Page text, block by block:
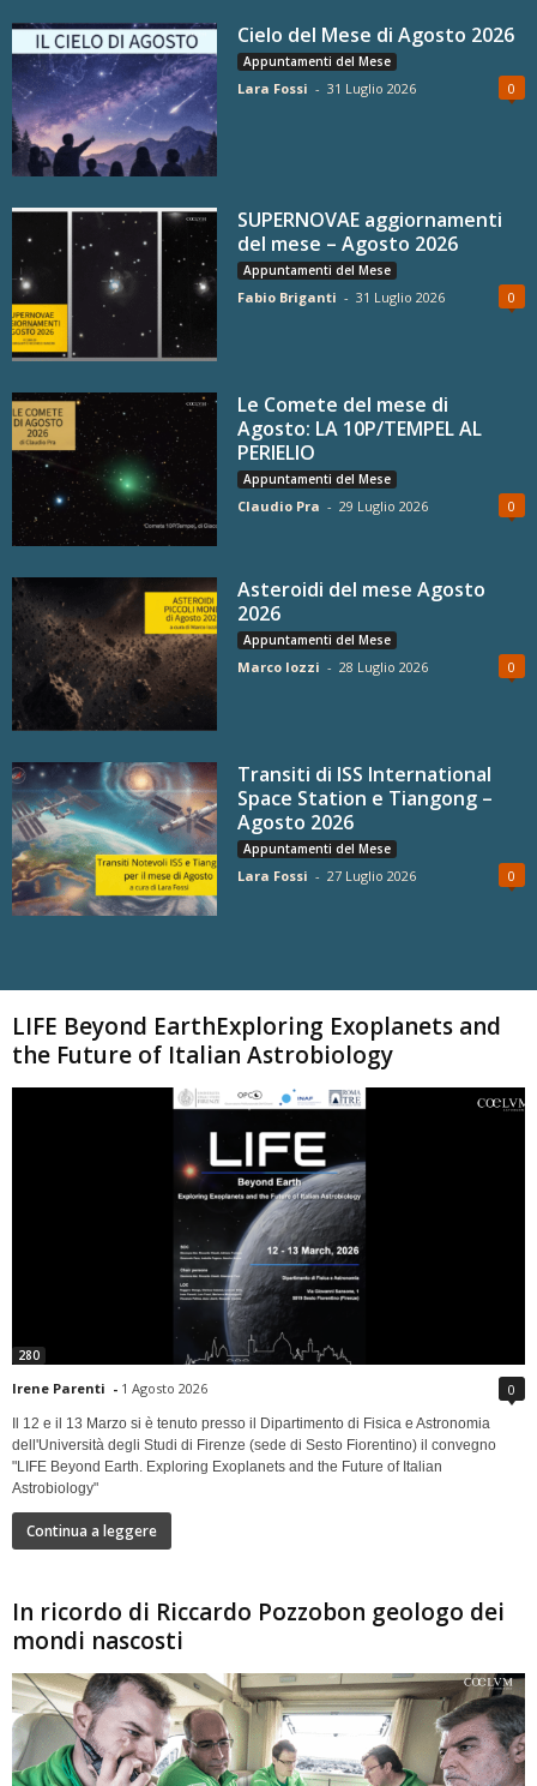
Cielo del Mese di Agosto 2026
Appuntamenti del Mese
Lara Fossi - 31 Luglio 2026 0
SUPERNOVAE aggiornamenti
del mese – Agosto 2026
Appuntamenti del Mese
Fabio Briganti - 31 Luglio 2026 0
Le Comete del mese di
Agosto: LA 10P/TEMPEL AL
PERIELIO
Appuntamenti del Mese
Claudio Pra - 29 Luglio 2026 0
Asteroidi del mese Agosto
2026
Appuntamenti del Mese
Marco Iozzi - 28 Luglio 2026 0
Transiti di ISS International
Space Station e Tiangong –
Agosto 2026
Appuntamenti del Mese
Lara Fossi - 27 Luglio 2026 0
LIFE Beyond EarthExploring Exoplanets and
the Future of Italian Astrobiology
280
Irene Parenti - 1 Agosto 2026 0
Il 12 e il 13 Marzo si è tenuto presso il Dipartimento di Fisica e Astronomia
dell'Università degli Studi di Firenze (sede di Sesto Fiorentino) il convegno
"LIFE Beyond Earth. Exploring Exoplanets and the Future of Italian
Astrobiology"
Continua a leggere
In ricordo di Riccardo Pozzobon geologo dei
mondi nascosti